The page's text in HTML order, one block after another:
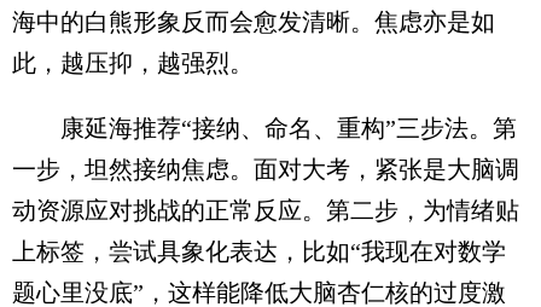
海中的白熊形象反而会愈发清晰。焦虑亦是如
此，越压抑，越强烈。
康延海推荐“接纳、命名、重构”三步法。第
一步，坦然接纳焦虑。面对大考，紧张是大脑调
动资源应对挑战的正常反应。第二步，为情绪贴
上标签，尝试具象化表达，比如“我现在对数学
题心里没底”，这样能降低大脑杏仁核的过度激